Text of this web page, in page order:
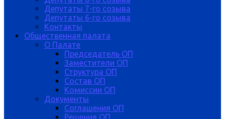
Депутаты 7-го созыва
Депутаты 6-го созыва
Контакты
Общественная палата
О Палате
Председатель ОП
Заместители ОП
Структура ОП
Состав ОП
Комиссии ОП
Документы
Соглашения ОП
Решения ОП